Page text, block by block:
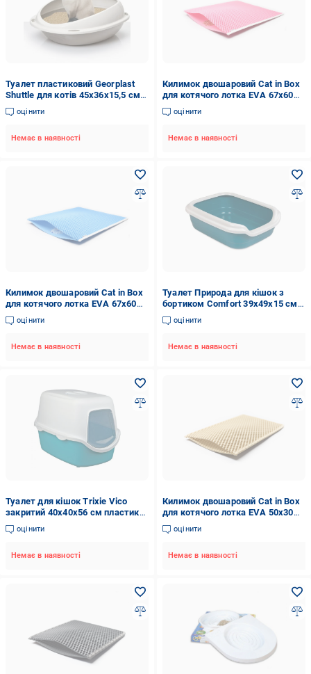
Туалет пластиковий Georplast
Shuttle для котів 45х36х15,5 см
Сірий
оцінити
Немає в наявності
Килимок двошаровий Cat in Box
для котячого лотка EVA 67x60
см Рожевий
оцінити
Немає в наявності
Килимок двошаровий Cat in Box
для котячого лотка EVA 67x60
см Блакитний
оцінити
Немає в наявності
Туалет Природа для кішок з
бортиком Comfort 39x49x15 см
пластик Синій
оцінити
Немає в наявності
Туалет для кішок Trixie Vico
закритий 40x40x56 см пластик
Бірюзовий
оцінити
Немає в наявності
Килимок двошаровий Cat in Box
для котячого лотка EVA 50x30
см Бежевий
оцінити
Немає в наявності